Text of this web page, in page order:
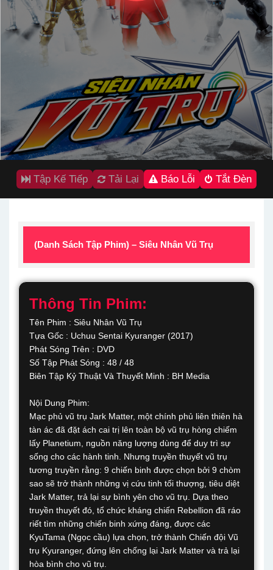
Tập Kế Tiếp Tải Lại Báo Lỗi Tắt Đèn
(Danh Sách Tập Phim) – Siêu Nhân Vũ Trụ
Thông Tin Phim:
Tên Phim : Siêu Nhân Vũ Trụ
Tựa Gốc : Uchuu Sentai Kyuranger (2017)
Phát Sóng Trên : DVD
Số Tập Phát Sóng : 48 / 48
Biên Tập Kỷ Thuật Và Thuyết Minh : BH Media
Nội Dung Phim:
Mạc phủ vũ trụ Jark Matter, một chính phủ liên thiên hà
tàn ác đã đặt ách cai trị lên toàn bộ vũ trụ hòng chiếm
lấy Planetium, nguồn năng lượng dùng để duy trì sự
sống cho các hành tinh. Nhưng truyền thuyết vũ trụ
tương truyền rằng: 9 chiến binh được chọn bởi 9 chòm
sao sẽ trở thành những vị cứu tinh tối thượng, tiêu diệt
Jark Matter, trả lại sự bình yên cho vũ trụ. Dựa theo
truyền thuyết đó, tổ chức kháng chiến Rebellion đã ráo
riết tìm những chiến binh xứng đáng, được các
KyuTama (Ngọc cầu) lựa chọn, trở thành Chiến đội Vũ
trụ Kyuranger, đứng lên chống lại Jark Matter và trả lại
hòa bình cho vũ trụ.